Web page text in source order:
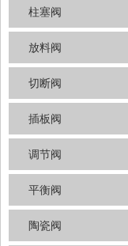
柱塞阀
放料阀
切断阀
插板阀
调节阀
平衡阀
陶瓷阀